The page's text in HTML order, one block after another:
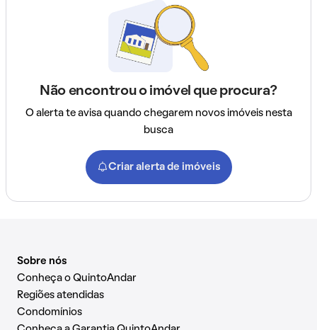
Não encontrou o imóvel que procura?
O alerta te avisa quando chegarem novos imóveis nesta
busca
Criar alerta de imóveis
Sobre nós
Conheça o QuintoAndar
Regiões atendidas
Condomínios